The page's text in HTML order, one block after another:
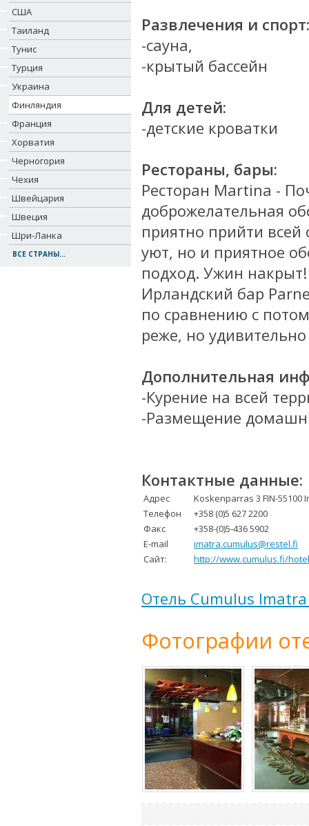
США
Таиланд
Тунис
Турция
Украина
Финляндия
Франция
Хорватия
Черногория
Чехия
Швейцария
Швеция
Шри-Ланка
ВСЕ СТРАНЫ...
Развлечения и спорт:
-сауна,
-крытый бассейн
Для детей:
-детские кроватки
Рестораны, бары:
Ресторан Martina -
доброжелательная
приятно прийти
уют, но и приятное
подход. Ужин накрыт!
Ирландский бар
по сравнению с
реже, но
Дополнительная
-Курение на всей
-Размещение
Контактные данные:
Адрес
Koskenparras 3 FIN-55100
Телефон
+358 (0)5 627 2200
Факс
+358-(0)5-436 5902
E-mail
imatra.cumulus@restel.fi
Сайт:
http://www.cumulus.fi/
Отель Cumulus
Фотографии